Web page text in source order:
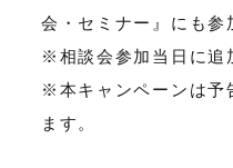
会・セミナー』にも参
※相談会参加当日に追
※本キャンペーンは予
ます。